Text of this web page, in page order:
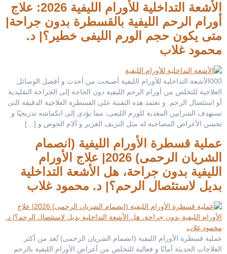
الأشعة التداخلية للأورام الليفية 2026: علاج
أورام الرحم الليفية بالقسطرة بدون جراحة|
متى يكون حجم الورم الليفى خطير؟| د.
محمود غلاب
000الأشعة التداخلية للأورام الليفية أصبحت من أحدث و أفضل الوسائل
العلاجية للتخلص من أورام الرحم الليفية دون الحاجة إلى الجراحة التقليدية
أو استئصال الرحم. و تعتمد هذه التقنية على القسطرة العلاجية الدقيقة التى
تستهدف الشرايين المغذية للورم الليفى، مما يؤدى إلى انكماشه تدريجيًا و
تحسن الأعراض المصاحبة له مثل النزيف الغزير و آلام الحوض و […]
عملية قسطرة الأورام الليفية (انصمام
الشريان الرحمى) 2026| علاج الأورام
الليفية بدون جراحة، هل الأشعة التداخلية
بديل لاستئصال الرحم؟| د. محمود غلاب
عملية قسطرة الأورام الليفية (انصمام الشريان الرحمى) تُعد من أكثر
العلاجات الحديثة أمانًا و فعالية للتخلص من أعراض الأورام الليفية بالرحم